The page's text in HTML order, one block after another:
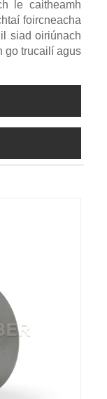
le caitheamh
foircneacha
siad oiriúnach
go trucailí agus